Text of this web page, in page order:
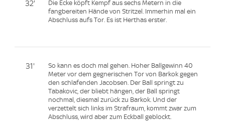
32'
Die Ecke köpft Kempf aus sechs Metern in die
fangbereiten Hände von Stritzel. Immerhin mal ein
Abschluss aufs Tor. Es ist Herthas erster.
31'
So kann es doch mal gehen. Hoher Ballgewinn 40
Meter vor dem gegnerischen Tor von Barkok gegen
den schlafenden Jacobsen. Der Ball springt zu
Tabakovic, der bliebt hängen, der Ball springt
nochmal, diesmal zurück zu Barkok. Und der
verzettelt sich links im Strafraum, kommt zwar zum
Abschluss, wird aber zum Eckball geblockt.